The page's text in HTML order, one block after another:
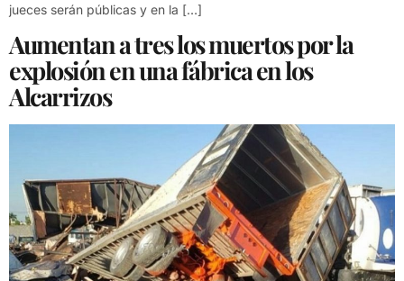
jueces serán públicas y en la […]
Aumentan a tres los muertos por la
explosión en una fábrica en los
Alcarrizos